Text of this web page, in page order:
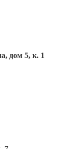
дом 5, к. 1